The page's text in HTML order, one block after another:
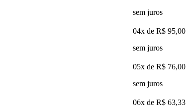
sem juros
04x de R$ 95,00
sem juros
05x de R$ 76,00
sem juros
06x de R$ 63,33